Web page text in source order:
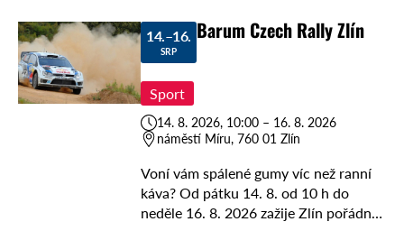
dobré energie. …
14.–16.
SRP
Barum Czech Rally Zlín
Sport
14. 8. 2026, 10:00 – 16. 8. 2026
náměstí Míru, 760 01 Zlín
Voní vám spálené gumy víc než ranní
káva? Od pátku 14. 8. od 10 h do
neděle 16. 8. 2026 zažije Zlín pořádný